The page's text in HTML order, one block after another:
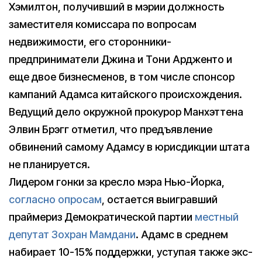
Хэмилтон, получивший в мэрии должность
заместителя комиссара по вопросам
недвижимости, его сторонники-
предприниматели Джина и Тони Ардженто и
еще двое бизнесменов, в том числе спонсор
кампаний Адамса китайского происхождения.
Ведущий дело окружной прокурор Манхэттена
Элвин Брэгг отметил, что предъявление
обвинений самому Адамсу в юрисдикции штата
не планируется.
Лидером гонки за кресло мэра Нью-Йорка,
согласно опросам, остается выигравший
праймериз Демократической партии местный
депутат Зохран Мамдани. Адамс в среднем
набирает 10-15% поддержки, уступая также экс-